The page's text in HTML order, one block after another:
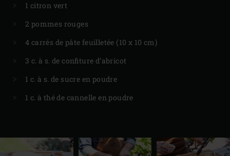
1 citron vert
2 pommes rouges
4 carrés de pâte feuilletée (10 x 10 cm)
3 c. à s. de confiture d’abricot
1 c. à s. de sucre en poudre
1 c. à thé de cannelle en poudre